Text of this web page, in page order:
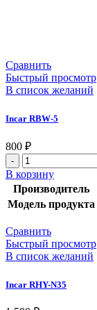
Сравнить
Быстрый просмотр
В список желаний
Incar RBW-5
800 ₽
В корзину
Производитель
Модель продукта
Сравнить
Быстрый просмотр
В список желаний
Incar RHY-N35